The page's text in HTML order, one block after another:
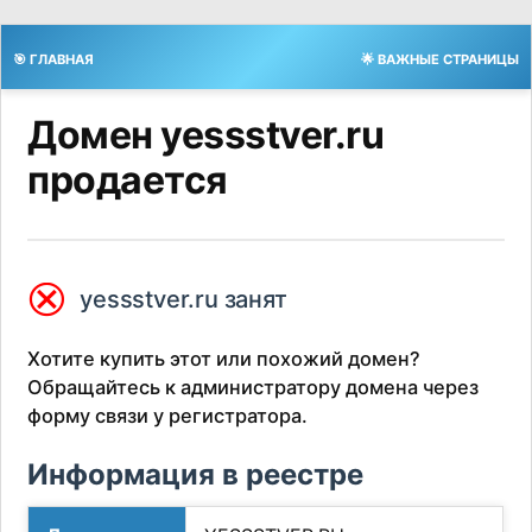
🎯 ГЛАВНАЯ 🌟 ВАЖНЫЕ СТРАНИЦЫ
Домен yessstver.ru
продается
⮿ yessstver.ru занят
Хотите купить этот или похожий домен?
Обращайтесь к администратору домена через
форму связи у регистратора.
Информация в реестре